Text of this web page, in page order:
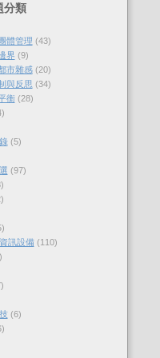
分類
體管理 (43)
界 (9)
市雜感 (20)
與反思 (34)
衡 (28)
(5)
(97)
訊設備 (110)
(6)